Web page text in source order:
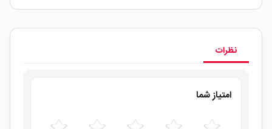
نظرات
امتیاز شما